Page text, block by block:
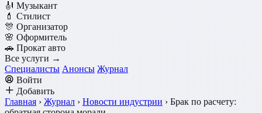
🎻 Музыкант
💄 Стилист
🎊 Организатор
🌸 Оформитель
🚗 Прокат авто
Все услуги →
Специалисты Анонсы Журнал
Войти
Добавить
Главная › Журнал › Новости индустрии › Брак по расчету: